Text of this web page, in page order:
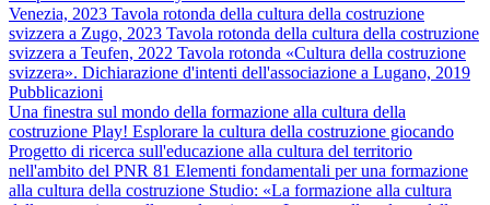
Venezia, 2023 Tavola rotonda della cultura della costruzione
svizzera a Zugo, 2023 Tavola rotonda della cultura della costruzione
svizzera a Teufen, 2022 Tavola rotonda «Cultura della costruzione
svizzera». Dichiarazione d'intenti dell'associazione a Lugano, 2019
Pubblicazioni
Una finestra sul mondo della formazione alla cultura della
costruzione Play! Esplorare la cultura della costruzione giocando
Progetto di ricerca sull'educazione alla cultura del territorio
nell'ambito del PNR 81 Elementi fondamentali per una formazione
alla cultura della costruzione Studio: «La formazione alla cultura